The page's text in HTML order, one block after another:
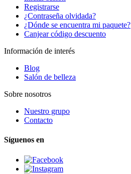
Registrarse
¿Contraseña olvidada?
¿Dónde se encuentra mi paquete?
Canjear código descuento
Información de interés
Blog
Salón de belleza
Sobre nosotros
Nuestro grupo
Contacto
Síguenos en